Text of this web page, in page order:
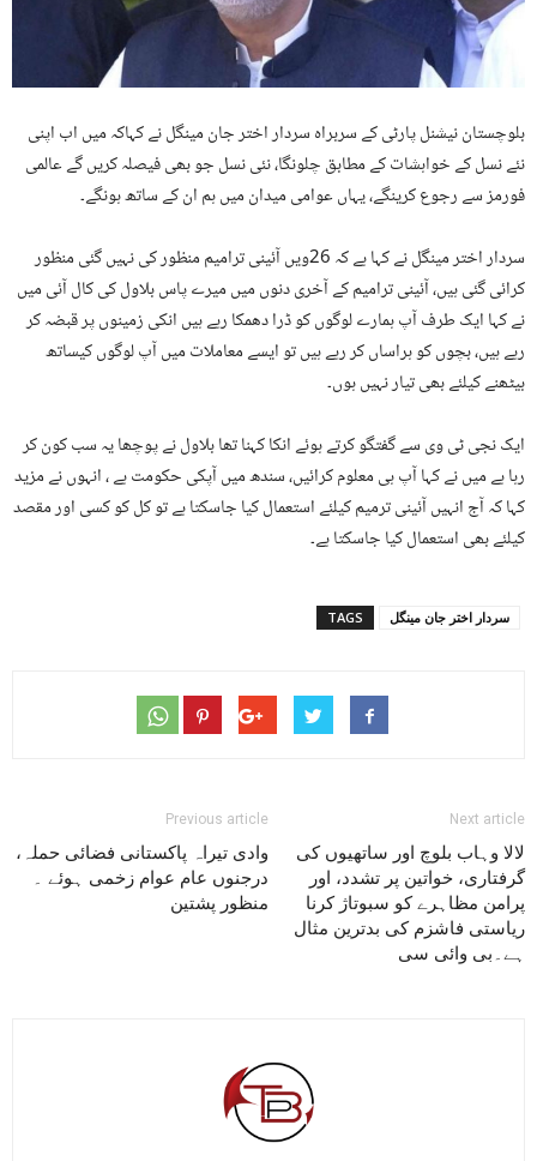
بلوچستان نیشنل پارٹی کے سربراہ سردار اختر جان مینگل نے کہاکہ میں اب اپنی
نئے نسل کے خواہشات کے مطابق چلونگا، ‏نئی نسل جو بھی فیصلہ کریں گے عالمی
فورمز سے رجوع کرینگے، یہاں عوامی میدان میں ہم ان کے ساتھ ہونگے۔
سردار اختر مینگل نے کہا ہے کہ 26ویں آئینی ترامیم منظور کی نہیں گئی منظور
کرائی گئی ہیں، آئینی ترامیم کے آخری دنوں میں میرے پاس بلاول کی کال آئی میں
نے کہا ایک طرف آپ ہمارے لوگوں کو ڈرا دھمکا رہے ہیں انکی زمینوں پر قبضہ کر
رہے ہیں، بچوں کو ہراساں کر رہے ہیں تو ایسے معاملات میں آپ لوگوں کیساتھ
بیٹھنے کیلئے بھی تیار نہیں ہوں۔
ایک نجی ٹی وی سے گفتگو کرتے ہوئے انکا کہنا تھا بلاول نے پوچھا یہ سب کون کر
رہا ہے میں نے کہا آپ ہی معلوم کرائیں، سندھ میں آپکی حکومت ہے ، انہوں نے مزید
کہا کہ آج انہیں آئینی ترمیم کیلئے استعمال کیا جاسکتا ہے تو کل کو کسی اور مقصد
کیلئے بھی استعمال کیا جاسکتا ہے۔
TAGS سردار اختر جان مینگل
Previous article
وادی تیراہ پاکستانی فضائی حملہ،
درجنوں عام عوام زخمی ہوئے ۔
منظور پشتین
Next article
لالا وہاب بلوچ اور ساتھیوں کی
گرفتاری، خواتین پر تشدد، اور
پرامن مظاہرے کو سبوتاژ کرنا
ریاستی فاشزم کی بدترین مثال
ہے۔بی وائی سی